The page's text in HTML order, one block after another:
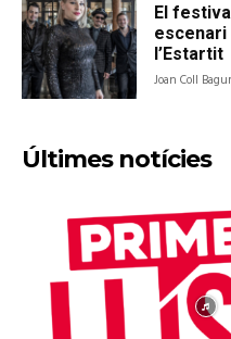
El
escenari
l’Estartit
Joan Coll Bagur
Últimes notícies